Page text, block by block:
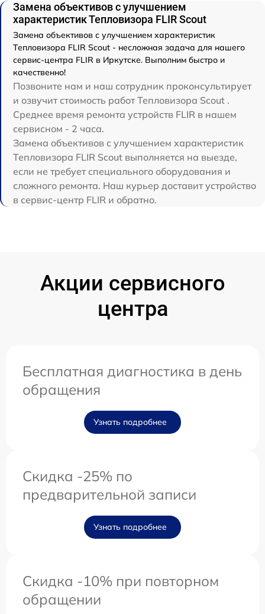
Замена объективов с улучшением
характеристик Тепловизора FLIR Scout
Замена объективов с улучшением характеристик
Тепловизора FLIR Scout - несложная задача для нашего
сервис-центра FLIR в Иркутске. Выполним быстро и
качественно!
Позвоните нам и наш сотрудник проконсультирует
и озвучит стоимость работ Тепловизора Scout .
Среднее время ремонта устройств FLIR в нашем
сервисном - 2 часа.
Замена объективов с улучшением характеристик
Тепловизора FLIR Scout выполняется на выезде,
если не требует специального оборудования и
сложного ремонта. Наш курьер доставит устройство
в сервис-центр FLIR и обратно.
Акции сервисного
центра
Бесплатная диагностика в день
обращения
Узнать подробнее
Скидка -25% по
предварительной записи
Узнать подробнее
Скидка -10% при повторном
обращении